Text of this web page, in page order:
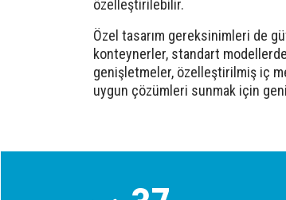
özelleştirilebilir.
Özel tasarım gereksinimleri de
konteynerler, standart
genişletmeler, özelleştirilmiş iç
uygun çözümleri sunmak için